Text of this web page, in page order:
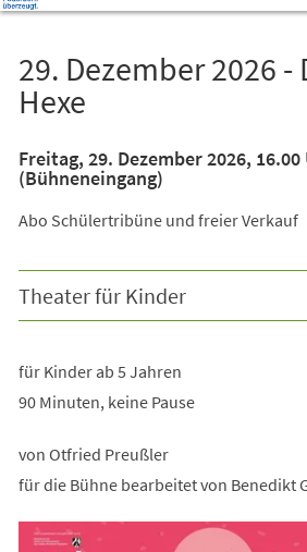
29. Dezember 2026 -
Hexe
Freitag, 29. Dezember 2026,
(Bühneneingang)
Abo Schülertribüne und freier Verkauf
Theater für Kinder
für Kinder ab 5 Jahren
90 Minuten, keine Pause
von Otfried Preußler
für die Bühne bearbeitet von Benedikt